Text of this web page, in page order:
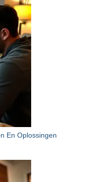
En Oplossingen